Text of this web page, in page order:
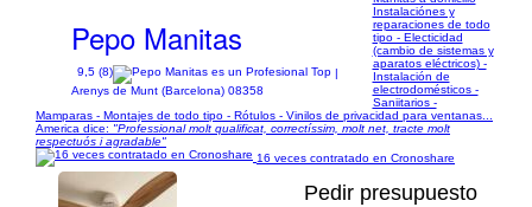
Pepo Manitas
9,5 (8)
|
Arenys de Munt (Barcelona) 08358
Instalaciónes y
reparaciones de todo
tipo - Electicidad
(cambio de sistemas y
aparatos eléctricos) -
Instalación de
electrodomésticos -
Saniitarios -
Mamparas - Montajes de todo tipo - Rótulos - Vinilos de privacidad para ventanas...
America dice: "Professional molt qualificat, correctíssim, molt net, tracte molt
respectuós i agradable"
16 veces contratado en Cronoshare
Pedir presupuesto